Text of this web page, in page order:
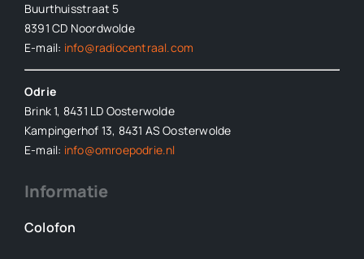
Buurthuisstraat 5
8391 CD Noordwolde
E-mail: info@radiocentraal.com
Odrie
Brink 1, 8431 LD Oosterwolde
Kampingerhof 13, 8431 AS Oosterwolde
E-mail: info@omroepodrie.nl
Informatie
Colofon